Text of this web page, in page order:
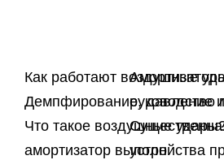
Как работают воздушные
Демпфирование, давление
Что такое воздушные
амортизатор выполн
руководство
устройства